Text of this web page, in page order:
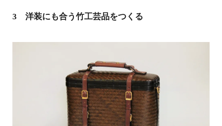
3 洋装にも合う竹工芸品をつくる